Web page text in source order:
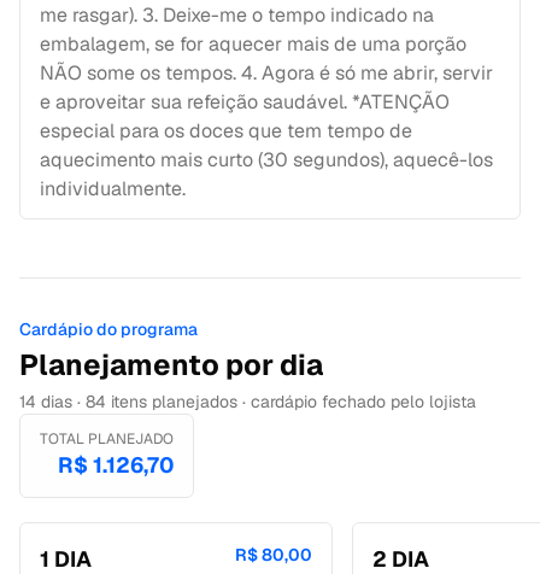
me rasgar). 3. Deixe-me o tempo indicado na
embalagem, se for aquecer mais de uma porção
NÃO some os tempos. 4. Agora é só me abrir, servir
e aproveitar sua refeição saudável. *ATENÇÃO
especial para os doces que tem tempo de
aquecimento mais curto (30 segundos), aquecê-los
individualmente.
Cardápio do programa
Planejamento por dia
14 dias · 84 itens planejados · cardápio fechado pelo lojista
TOTAL PLANEJADO
R$ 1.126,70
1 DIA R$ 80,00 2 DIA